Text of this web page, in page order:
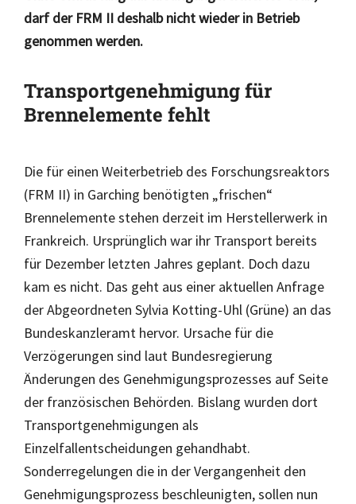
darf der FRM II deshalb nicht wieder in Betrieb
genommen werden.
Transportgenehmigung für
Brennelemente fehlt
Die für einen Weiterbetrieb des Forschungsreaktors
(FRM II) in Garching benötigten „frischen“
Brennelemente stehen derzeit im Herstellerwerk in
Frankreich. Ursprünglich war ihr Transport bereits
für Dezember letzten Jahres geplant. Doch dazu
kam es nicht. Das geht aus einer aktuellen Anfrage
der Abgeordneten Sylvia Kotting-Uhl (Grüne) an das
Bundeskanzleramt hervor. Ursache für die
Verzögerungen sind laut Bundesregierung
Änderungen des Genehmigungsprozesses auf Seite
der französischen Behörden. Bislang wurden dort
Transportgenehmigungen als
Einzelfallentscheidungen gehandhabt.
Sonderregelungen die in der Vergangenheit den
Genehmigungsprozess beschleunigten, sollen nun